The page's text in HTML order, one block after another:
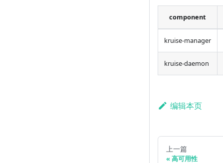
component
kruise-manager
kruise-daemon
编辑本页
上一篇
高可用性